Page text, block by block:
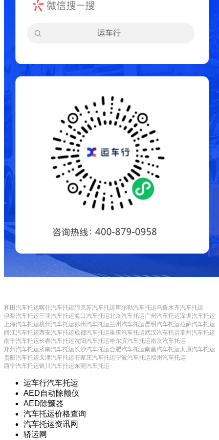
和田汽车托运喀什汽车托运阿克苏汽车托运库尔勒汽车托运乌鲁木齐汽车托运
伊犁汽车托运三亚汽车托运海口汽车托运北京汽车托运广州汽车托运深圳汽车托运
上海汽车托运杭州汽车托运苏州汽车托运兰州汽车托运昆明汽车托运拉萨汽车托运
丽江汽车托运西安汽车托运成都汽车托运重庆汽车托运武汉汽车托运常州汽车托运
南宁汽车托运长春汽车托运沈阳汽车托运哈尔滨汽车托运南京汽车托运
郑州汽车托运济南汽车托运长沙汽车托运合肥汽车托运南昌汽车托运太原汽车托运
贵阳汽车托运天津汽车托运石家庄汽车托运宁波汽车托运福州汽车托运
西宁汽车托运银川汽车托运东莞汽车托运
运车行汽车托运
AED自动除颤仪
AED除颤器
汽车托运价格查询
汽车托运资讯网
轿运网